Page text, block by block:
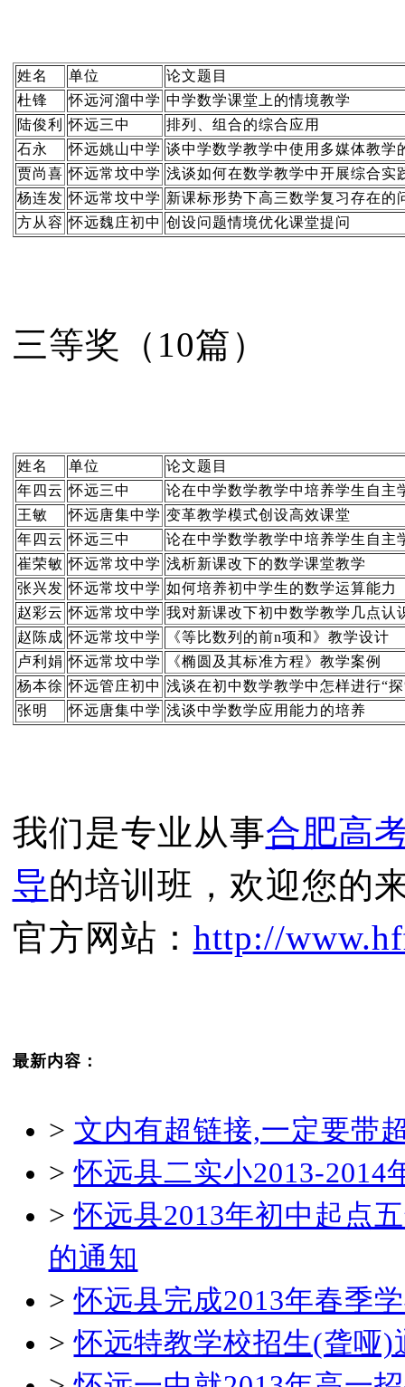
姓名 单位
论文题目
杜锋
怀远河溜中学 中学数学课堂上的情境教学
陆俊利
怀远三中
排列、组合的综合应用
石永
怀远姚山中学 谈中学数学教学中使用多媒体教学
贾尚喜 怀远常坟中学 浅谈如何在数学教学中开展综合实
杨连发 怀远常坟中学 新课标形势下高三数学复习存在的
方从容 怀远魏庄初中 创设问题情境优化课堂提问
三等奖（10篇）
姓名 单位
论文题目
年四云 怀远三中
论在中学数学教学中培养学生自主
王敏
怀远唐集中学 变革教学模式创设高效课堂
年四云 怀远三中
论在中学数学教学中培养学生自主
崔荣敏 怀远常坟中学 浅析新课改下的数学课堂教学
张兴发 怀远常坟中学 如何培养初中学生的数学运算能力
赵彩云 怀远常坟中学 我对新课改下初中数学教学几点认
赵陈成 怀远常坟中学
《等比数列的前n项和》教学设计
卢利娟 怀远常坟中学
《椭圆及其标准方程》教学案例
杨本徐 怀远管庄初中 浅谈在初中数学教学中怎样进行“
张明
怀远唐集中学 浅谈中学数学应用能力的培养
我们是专业从事合肥高
导的培训班，欢迎您的
官方网站： http://
最新内容：
> 文内有超链接,一定要带
>怀远县二实小2013-2014
>怀远县2013年初中起点
的通知
>怀远县完成2013年春季
>怀远特教学校招生(聋哑)